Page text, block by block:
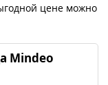
цене можно
Mindeo